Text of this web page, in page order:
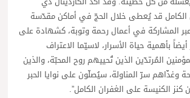
الكامل قد يُعطى خلال الحجّ في أماكن مقدّسة
عبر المشاركة في أعمال رحمة وتوبة، كشهادة على
أيضاً بأهمية حياة الأسرار، لاسيّما الاعتراف
المُرتدّين الذين تُحييهم روح المحبّة، والذين
سرّ المناولة، سيُصلّون على نوايا الحبر
الكنيسة على الغفران الكامل”.